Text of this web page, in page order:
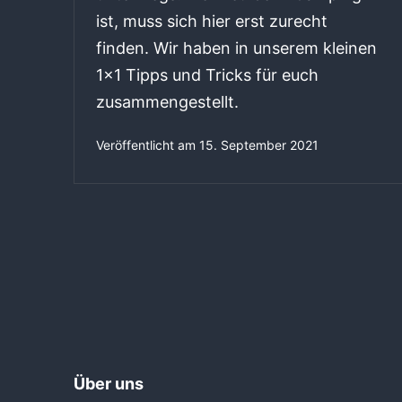
ist, muss sich hier erst zurecht
finden. Wir haben in unserem kleinen
1×1 Tipps und Tricks für euch
zusammengestellt.
Veröffentlicht am 15. September 2021
Über uns